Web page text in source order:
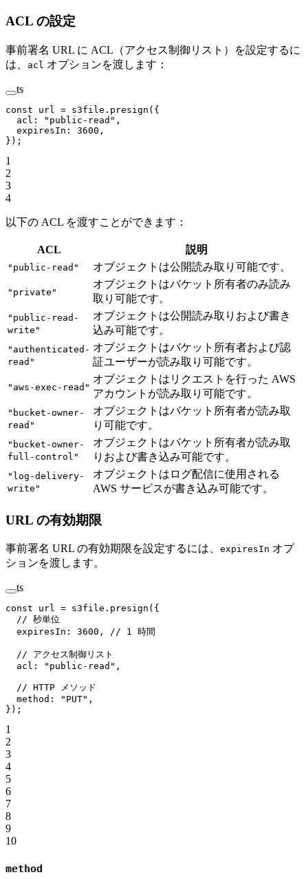
ACL の設定
事前署名 URL に ACL（アクセス制御リスト）を設定するに
は、
acl オプションを渡します：
ts
const url = s3file. presign ({
  acl:
"public-read" ,
  expiresIn:
3600 ,
});
1
2
3
4
以下の ACL を渡すことができます：
ACL 説明
"public-read" オブジェクトは公開読み取り可能です。
"private"
オブジェクトはバケット所有者のみ読み
取り可能です。
"public-read-
write"
オブジェクトは公開読み取りおよび書き
込み可能です。
"authenticated-
read"
オブジェクトはバケット所有者および認
証ユーザーが読み取り可能です。
"aws-exec-read"
オブジェクトはリクエストを行った AWS
アカウントが読み取り可能です。
"bucket-owner-
read"
オブジェクトはバケット所有者が読み取
り可能です。
"bucket-owner-
full-control"
オブジェクトはバケット所有者が読み取
りおよび書き込み可能です。
"log-delivery-
write"
オブジェクトはログ配信に使用される
AWS サービスが書き込み可能です。
URL の有効期限
事前署名 URL の有効期限を設定するには、 expiresIn オプ
ションを渡します。
ts
const url = s3file. presign ({
  // 秒単位
  expiresIn:
3600 , // 1 時間
  // アクセス制御リスト
  acl:
"public-read" ,
  // HTTP メソッド
  method:
"PUT" ,
});
1
2
3
4
5
6
7
8
9
10
method